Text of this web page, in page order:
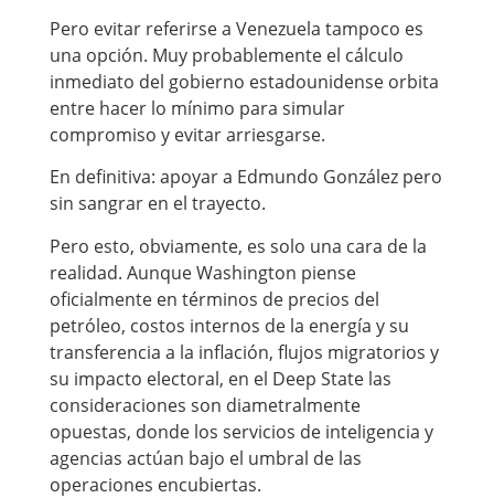
Pero evitar referirse a Venezuela tampoco es
una opción. Muy probablemente el cálculo
inmediato del gobierno estadounidense orbita
entre hacer lo mínimo para simular
compromiso y evitar arriesgarse.
En definitiva: apoyar a Edmundo González pero
sin sangrar en el trayecto.
Pero esto, obviamente, es solo una cara de la
realidad. Aunque Washington piense
oficialmente en términos de precios del
petróleo, costos internos de la energía y su
transferencia a la inflación, flujos migratorios y
su impacto electoral, en el Deep State las
consideraciones son diametralmente
opuestas, donde los servicios de inteligencia y
agencias actúan bajo el umbral de las
operaciones encubiertas.